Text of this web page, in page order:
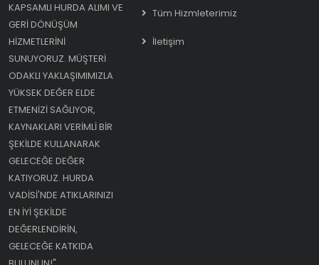
KAPSAMLI HURDA ALIMI VE
GERI DÖNÜŞÜM
HIZMETLERINI
SUNUYORUZ. MÜŞTERI
ODAKLI YAKLAŞIMIMIZLA
YÜKSEK DEĞER ELDE
ETMENIZI SAĞLIYOR,
KAYNAKLARI VERIMLI BIR
ŞEKILDE KULLANARAK
GELECEĞE DEĞER
KATIYORUZ. HURDA
VADISI'NDE ATIKLARINIZI
EN IYI ŞEKILDE
DEĞERLENDIRIN,
GELECEĞE KATKIDA
Tüm Hizmleterimiz
İletişim